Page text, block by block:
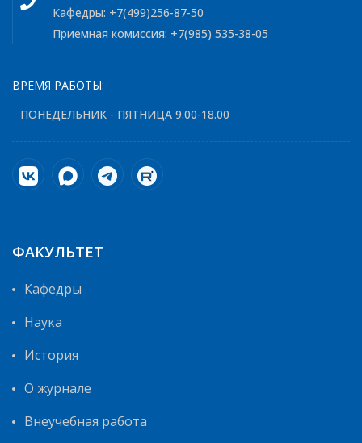
Кафедры: +7(499)256-87-50
Приемная комиссия: +7(985) 535-38-05
ВРЕМЯ РАБОТЫ:
ПОНЕДЕЛЬНИК - ПЯТНИЦА 9.00-18.00
ФАКУЛЬТЕТ
Кафедры
Наука
История
О журнале
Внеучебная работа